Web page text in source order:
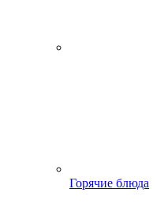
Горячие блюда